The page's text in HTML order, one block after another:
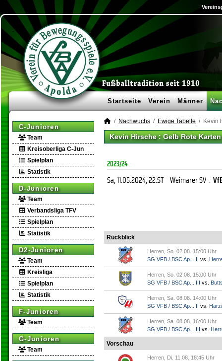
Startseite Verein Männer
C-Junioren
Team
Kreisoberliga C-Jun
Spielplan
Statistik
D-Junioren
Team
Verbandsliga TFV
Spielplan
Statistik
D2-Junioren
Team
Kreisliga
Spielplan
Statistik
F-Junioren
Team
G-Junioren
Team
Nachwuchs Ewige Tabelle Kevin
Kevin Hirsche : Gelb Rote
2023/24
Sa, 11.05.2024, 22.ST Weimarer SV :
Rückblick
Herren, So. 02.08. 15:00 Uhr
SG VFB / BSC Ap... II vs.
Herren, So. 02.08. 15:00 Uhr
SG VFB / BSC Ap... III vs.
Herren, Sa. 08.08. 14:00 Uhr
SG VFB / BSC Ap... II vs.
Herren, Sa. 08.08. 16:00 Uhr
SG VFB / BSC Ap... III vs.
Vorschau
Herren, Di. 11.08. 18:45 Uhr